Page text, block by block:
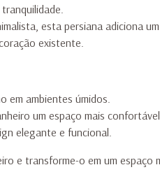
esta persiana adiciona
existente.
em ambientes úmidos.
um espaço mais
elegante e funcional.
e transforme-o em um espaço